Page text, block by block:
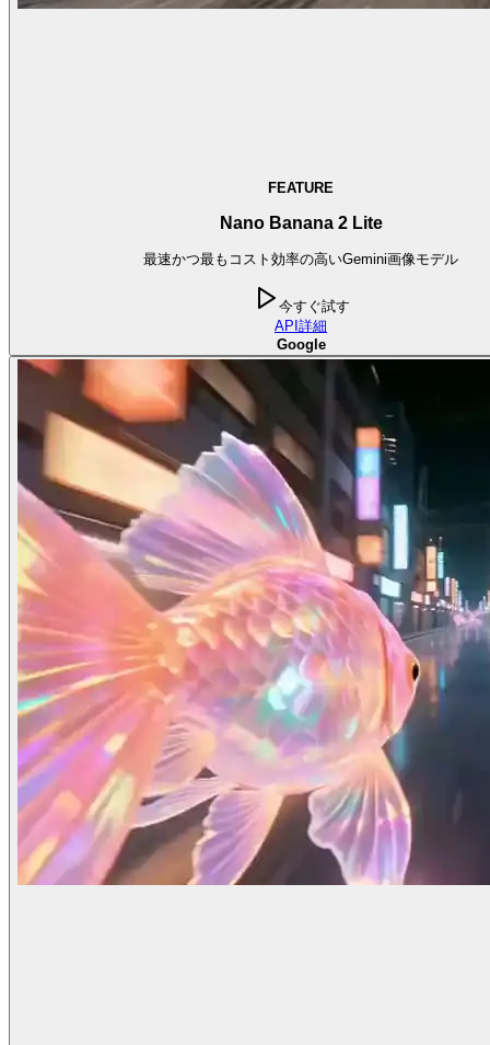
FEATURE
Nano Banana 2 Lite
最速かつ最もコスト効率の高いGemini画像モデル
今すぐ試す
API 詳細
Google